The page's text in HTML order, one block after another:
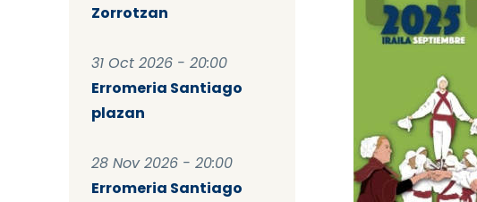
Zorrotzan
31 Oct 2026 - 20:00
Erromeria Santiago
plazan
28 Nov 2026 - 20:00
Erromeria Santiago